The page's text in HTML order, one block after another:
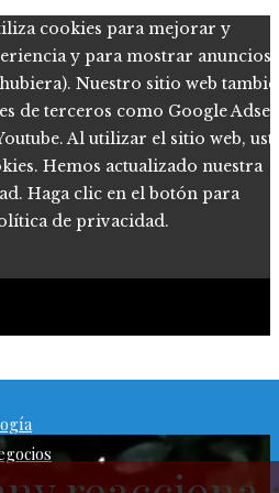
cookies para mejorar y
y para mostrar anuncios
Nuestro sitio web
de terceros como Google
Al utilizar el sitio web,
Hemos actualizado nuestra
Haga clic en el botón para
de privacidad.